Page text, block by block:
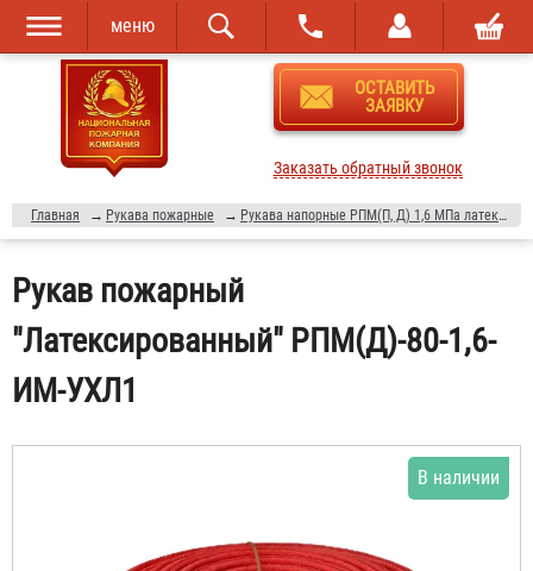
Перейти к
основному
содержанию
Skip to
navigation
меню
ОСТАВИТЬ
ЗАЯВКУ
Заказать обратный звонок
Главная → Рукава пожарные → Рукава напорные РПМ(П, Д) 1,6 МПа латексированные
Рукав пожарный
"Латексированный" РПМ(Д)-80-1,6-
ИМ-УХЛ1
В наличии